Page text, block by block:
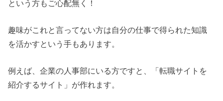
という方もご心配無く！
趣味がこれと言ってない方は自分の仕事で得られた知識
を活かすという手もあります。
例えば、企業の人事部にいる方ですと、「転職サイトを
紹介するサイト」が作れます。